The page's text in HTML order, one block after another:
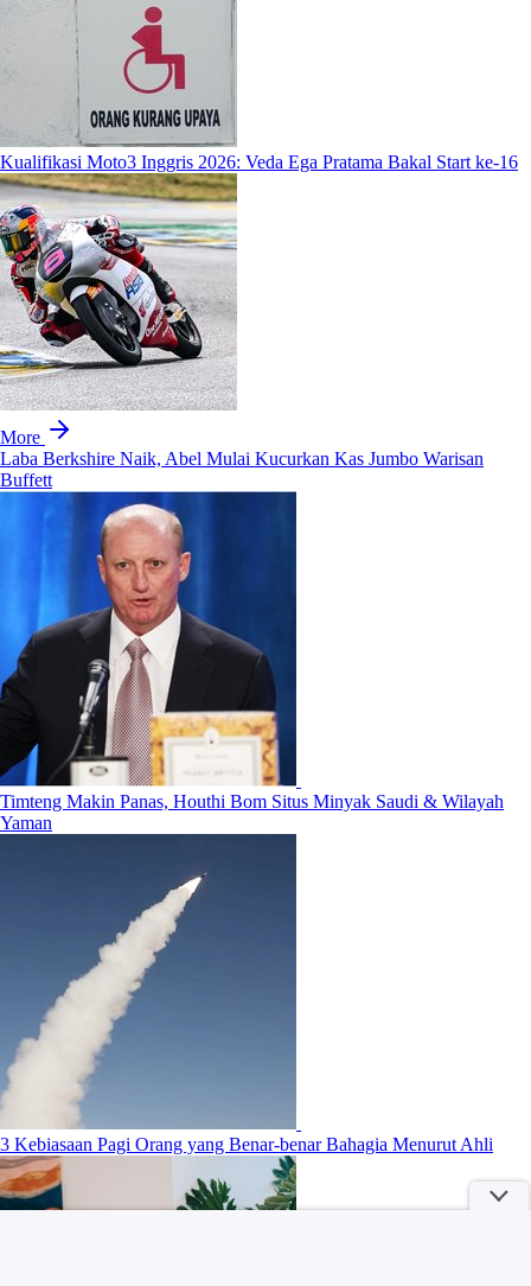
Kualifikasi Moto3 Inggris 2026: Veda Ega Pratama Bakal Start ke-16
More
Laba Berkshire Naik, Abel Mulai Kucurkan Kas Jumbo Warisan
Buffett
Timteng Makin Panas, Houthi Bom Situs Minyak Saudi & Wilayah
Yaman
3 Kebiasaan Pagi Orang yang Benar-benar Bahagia Menurut Ahli